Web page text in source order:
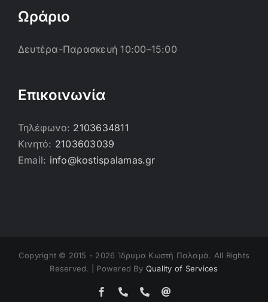
Ωράριο
Δευτέρα-Παρασκευή 10:00–15:00
Επικοινωνία
Τηλέφωνο: 2103634811
Κινητό: 2103603039
Email: info@kostispalamas.gr
Copyright © 2015 - 2026 Ίδρυμα Κωστή Παλαμά. All Rights
Reserved. | Powered By Quality of Services
FacebookΤηλέφωνο
Τηλέφωνο